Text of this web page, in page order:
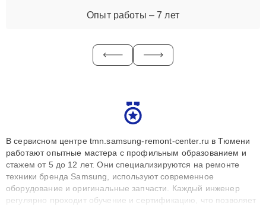
Опыт работы – 7 лет
В сервисном центре tmn.samsung-remont-center.ru в Тюмени
работают опытные мастера с профильным образованием и
стажем от 5 до 12 лет. Они специализируются на ремонте
техники бренда Samsung, используют современное
оборудование и оригинальные запчасти. Каждый инженер
регулярно проходит обучение и сертификацию, что позволяет